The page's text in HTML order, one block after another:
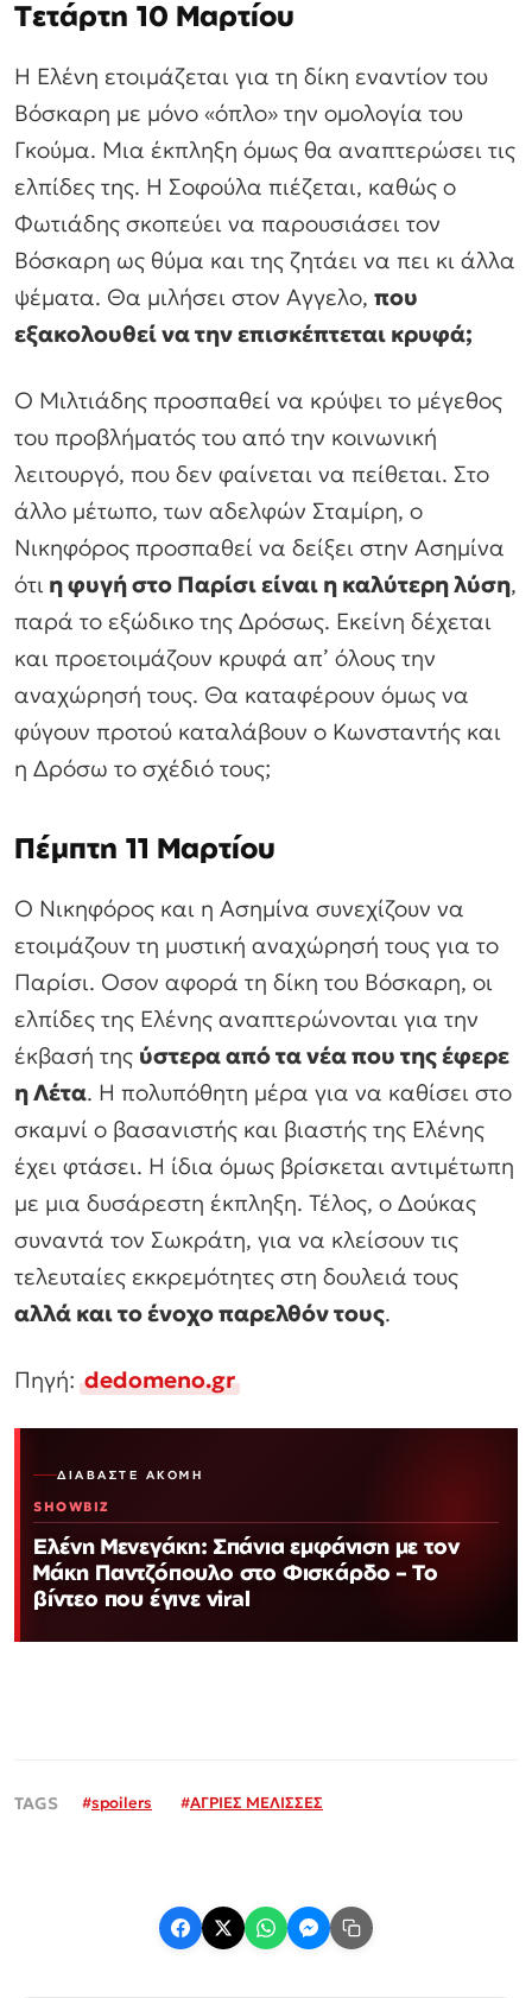
Τετάρτη 10 Μαρτίου
Η Ελένη ετοιμάζεται για τη δίκη εναντίον του
Βόσκαρη με μόνο «όπλο» την ομολογία του
Γκούμα. Μια έκπληξη όμως θα αναπτερώσει τις
ελπίδες της. Η Σοφούλα πιέζεται, καθώς ο
Φωτιάδης σκοπεύει να παρουσιάσει τον
Βόσκαρη ως θύμα και της ζητάει να πει κι άλλα
ψέματα. Θα μιλήσει στον Αγγελο, που
εξακολουθεί να την επισκέπτεται κρυφά;
Ο Μιλτιάδης προσπαθεί να κρύψει το μέγεθος
του προβλήματός του από την κοινωνική
λειτουργό, που δεν φαίνεται να πείθεται. Στο
άλλο μέτωπο, των αδελφών Σταμίρη, ο
Νικηφόρος προσπαθεί να δείξει στην Ασημίνα
ότι η φυγή στο Παρίσι είναι η καλύτερη λύση,
παρά το εξώδικο της Δρόσως. Εκείνη δέχεται
και προετοιμάζουν κρυφά απ’ όλους την
αναχώρησή τους. Θα καταφέρουν όμως να
φύγουν προτού καταλάβουν ο Κωνσταντής και
η Δρόσω το σχέδιό τους;
Πέμπτη 11 Μαρτίου
Ο Νικηφόρος και η Ασημίνα συνεχίζουν να
ετοιμάζουν τη μυστική αναχώρησή τους για το
Παρίσι. Οσον αφορά τη δίκη του Βόσκαρη, οι
ελπίδες της Ελένης αναπτερώνονται για την
έκβασή της ύστερα από τα νέα που της έφερε
η Λέτα. Η πολυπόθητη μέρα για να καθίσει στο
σκαμνί ο βασανιστής και βιαστής της Ελένης
έχει φτάσει. Η ίδια όμως βρίσκεται αντιμέτωπη
με μια δυσάρεστη έκπληξη. Τέλος, ο Δούκας
συναντά τον Σωκράτη, για να κλείσουν τις
τελευταίες εκκρεμότητες στη δουλειά τους
αλλά και το ένοχο παρελθόν τους.
Πηγή:dedomeno.gr
ΔΙΑΒΆΣΤΕ ΑΚΌΜΗ
SHOWBIZ
Ελένη Μενεγάκη: Σπάνια εμφάνιση με τον
Μάκη Παντζόπουλο στο Φισκάρδο – Το
βίντεο που έγινε viral
#spoilers #ΑΓΡΙΕΣ ΜΕΛΙΣΣΕΣ